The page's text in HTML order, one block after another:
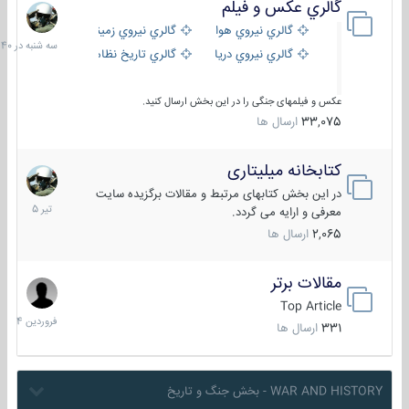
گالري عكس و فيلم
گالري نيروي هوايي
گالري نيروي زميني
گالري نيروي دريايي
گالري تاریخ نظامی
عکس و فیلمهای جنگی را در این بخش ارسال کنید.
33,075 ارسال ها
سه
شنبه
در
کتابخانه میلیتاری
در این بخش کتابهای مرتبط و مقالات برگزیده سایت
معرفی و ارایه می گردد.
2,065 ارسال ها
16
تیر
1405
مقالات برتر
Top Article
331 ارسال ها
29
فروردین
1404
WAR AND HISTORY - بخش جنگ و تاریخ